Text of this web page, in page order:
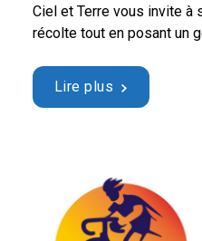
Ciel et Terre vous invite à
récolte tout en posant un
et Terre a choisi de
de santé locaux en
Lire plus